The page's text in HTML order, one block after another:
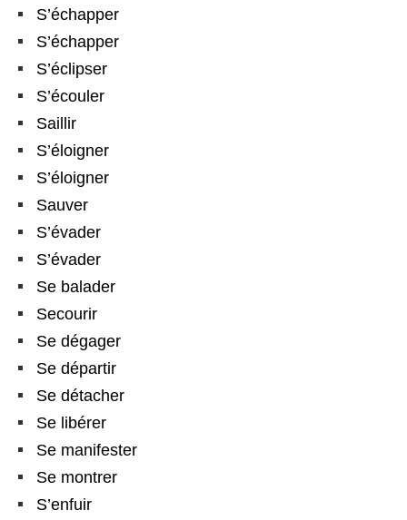
S’échapper
S’échapper
S’éclipser
S’écouler
Saillir
S’éloigner
S’éloigner
Sauver
S’évader
S’évader
Se balader
Secourir
Se dégager
Se départir
Se détacher
Se libérer
Se manifester
Se montrer
S’enfuir